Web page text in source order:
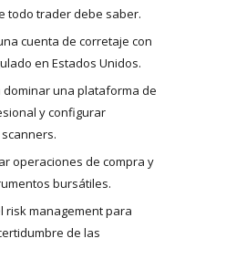
todo trader debe saber.
cuenta de corretaje con
en Estados Unidos.
una plataforma de
y configurar
operaciones de compra y
bursátiles.
risk management para
de las